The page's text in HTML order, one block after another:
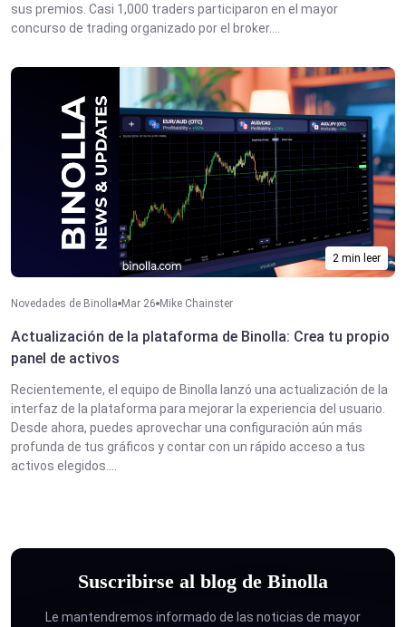
sus premios. Casi 1,000 traders participaron en el mayor
concurso de trading organizado por el broker....
2 min leer
Novedades de Binolla Mar 26 Mike Chainster
Actualización de la plataforma de Binolla: Crea tu propio
panel de activos
Recientemente, el equipo de Binolla lanzó una actualización de la
interfaz de la plataforma para mejorar la experiencia del usuario.
Desde ahora, puedes aprovechar una configuración aún más
profunda de tus gráficos y contar con un rápido acceso a tus
activos elegidos....
Suscribirse al blog de Binolla
Le mantendremos informado de las noticias de mayor